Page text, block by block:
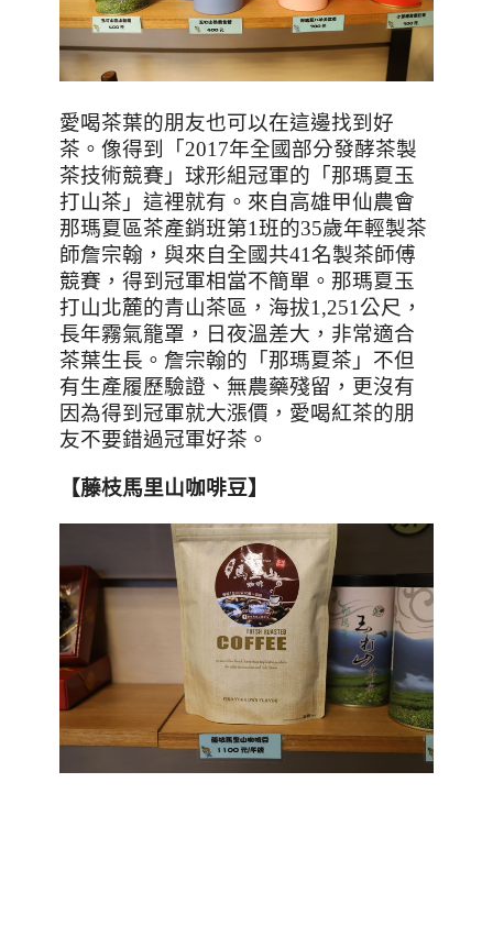
愛喝茶葉的朋友也可以在這邊找到好
茶。像得到「 2017年全國部分發酵茶製
茶技術競賽」球形組冠軍的「那瑪夏玉
打山茶」這裡就有。來自高雄甲仙農會
那瑪夏區茶產銷班第1班的35歲年輕製茶
師詹宗翰，與來自全國共41名製茶師傅
競賽，得到冠軍相當不簡單。那瑪夏玉
打山北麓的青山茶區，海拔1,251公尺，
長年霧氣籠罩，日夜溫差大，非常適合
茶葉生長。詹宗翰的「那瑪夏茶」不但
有生產履歷驗證、無農藥殘留，更沒有
因為得到冠軍就大漲價，愛喝紅茶的朋
友不要錯過冠軍好茶。
【藤枝馬里山咖啡豆】